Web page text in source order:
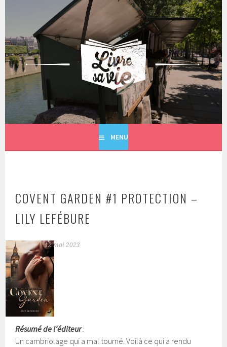
principal
LIVRE SA VIE
MENU
COVENT GARDEN #1 PROTECTION –
LILY LEFÉBURE
12 mai 2023
Résumé de l’éditeur:
Un cambriolage qui a mal tourné. Voilà ce qui a rendu